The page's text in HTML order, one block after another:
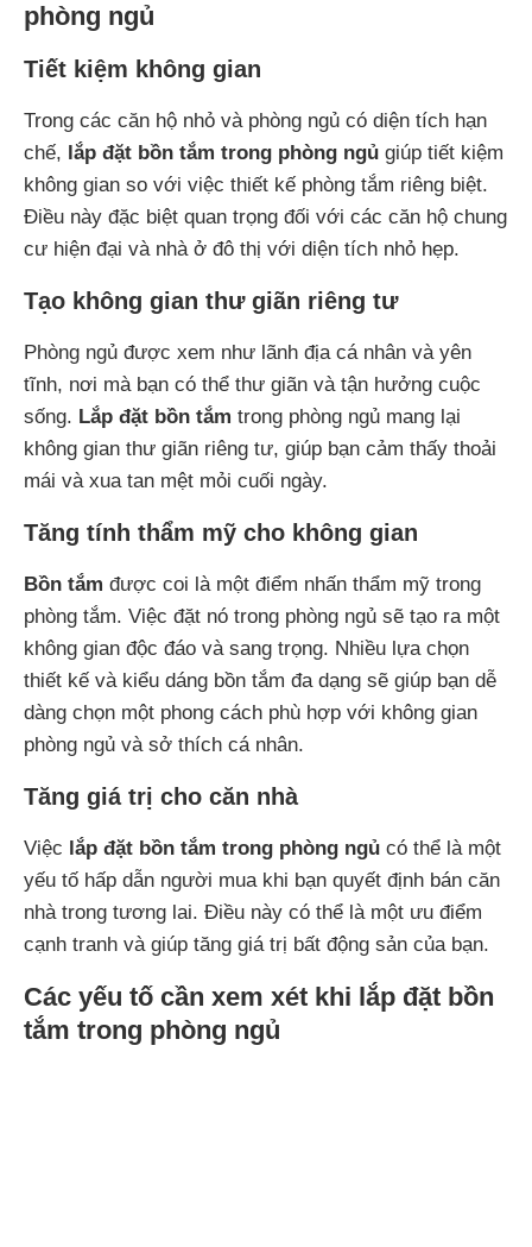
phòng ngủ
Tiết kiệm không gian
Trong các căn hộ nhỏ và phòng ngủ có diện tích hạn
chế, lắp đặt bồn tắm trong phòng ngủ giúp tiết kiệm
không gian so với việc thiết kế phòng tắm riêng biệt.
Điều này đặc biệt quan trọng đối với các căn hộ chung
cư hiện đại và nhà ở đô thị với diện tích nhỏ hẹp.
Tạo không gian thư giãn riêng tư
Phòng ngủ được xem như lãnh địa cá nhân và yên
tĩnh, nơi mà bạn có thể thư giãn và tận hưởng cuộc
sống. Lắp đặt bồn tắm trong phòng ngủ mang lại
không gian thư giãn riêng tư, giúp bạn cảm thấy thoải
mái và xua tan mệt mỏi cuối ngày.
Tăng tính thẩm mỹ cho không gian
Bồn tắm được coi là một điểm nhấn thẩm mỹ trong
phòng tắm. Việc đặt nó trong phòng ngủ sẽ tạo ra một
không gian độc đáo và sang trọng. Nhiều lựa chọn
thiết kế và kiểu dáng bồn tắm đa dạng sẽ giúp bạn dễ
dàng chọn một phong cách phù hợp với không gian
phòng ngủ và sở thích cá nhân.
Tăng giá trị cho căn nhà
Việc lắp đặt bồn tắm trong phòng ngủ có thể là một
yếu tố hấp dẫn người mua khi bạn quyết định bán căn
nhà trong tương lai. Điều này có thể là một ưu điểm
cạnh tranh và giúp tăng giá trị bất động sản của bạn.
Các yếu tố cần xem xét khi lắp đặt bồn
tắm trong phòng ngủ